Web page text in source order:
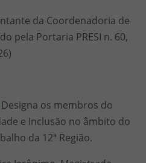
da Coordenadoria de
pela Portaria PRESI n. 60,
Designa os membros do
e Inclusão no âmbito do
da 12ª Região.